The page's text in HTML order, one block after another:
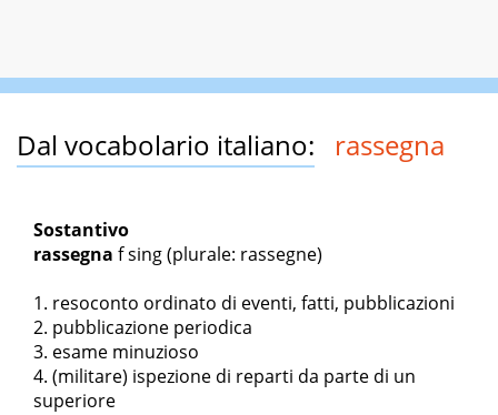
Dal vocabolario italiano: rassegna
Sostantivo
rassegna f sing(plurale: rassegne)
resoconto ordinato di eventi, fatti, pubblicazioni
pubblicazione periodica
esame minuzioso
(militare) ispezione di reparti da parte di un
superiore